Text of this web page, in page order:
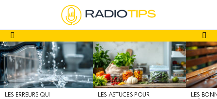
Menu
DERNIERS
ARTICLES
LES ERREURS QUI
LES ASTUCES POUR
LES